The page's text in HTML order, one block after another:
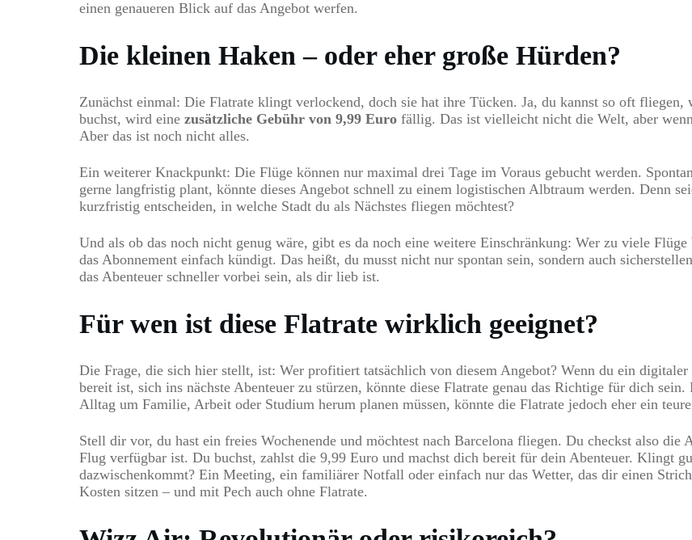
einen genaueren Blick auf das Angebot werfen.
Die kleinen Haken – oder eher große Hürden?
Zunächst einmal: Die Flatrate klingt verlockend, doch sie hat ihre Tücken. Ja, du kannst so oft
buchst, wird eine zusätzliche Gebühr von 9,99 Euro fällig. Das ist vielleicht nicht die Welt, aber
Aber das ist noch nicht alles.
Ein weiterer Knackpunkt: Die Flüge können nur maximal drei Tage im Voraus gebucht werden.
gerne langfristig plant, könnte dieses Angebot schnell zu einem logistischen Albtraum werden. Denn
kurzfristig entscheiden, in welche Stadt du als Nächstes fliegen möchtest?
Und als ob das noch nicht genug wäre, gibt es da noch eine weitere Einschränkung: Wer zu viele
das Abonnement einfach kündigt. Das heißt, du musst nicht nur spontan sein, sondern auch
das Abenteuer schneller vorbei sein, als dir lieb ist.
Für wen ist diese Flatrate wirklich geeignet?
Die Frage, die sich hier stellt, ist: Wer profitiert tatsächlich von diesem Angebot? Wenn du ein
bereit ist, sich ins nächste Abenteuer zu stürzen, könnte diese Flatrate genau das Richtige für dich
Alltag um Familie, Arbeit oder Studium herum planen müssen, könnte die Flatrate jedoch eher ein
Stell dir vor, du hast ein freies Wochenende und möchtest nach Barcelona fliegen. Du checkst also die
Flug verfügbar ist. Du buchst, zahlst die 9,99 Euro und machst dich bereit für dein Abenteuer. Klingt
dazwischenkommt? Ein Meeting, ein familiärer Notfall oder einfach nur das Wetter, das dir einen
Kosten sitzen – und mit Pech auch ohne Flatrate.